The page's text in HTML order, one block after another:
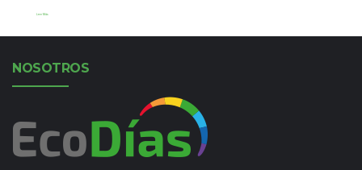
Leer Más
NOSOTROS